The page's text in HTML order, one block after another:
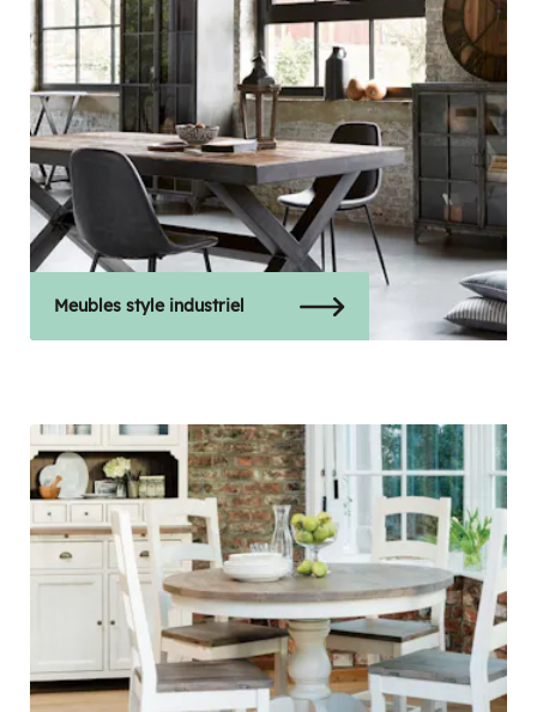
Meubles style industriel